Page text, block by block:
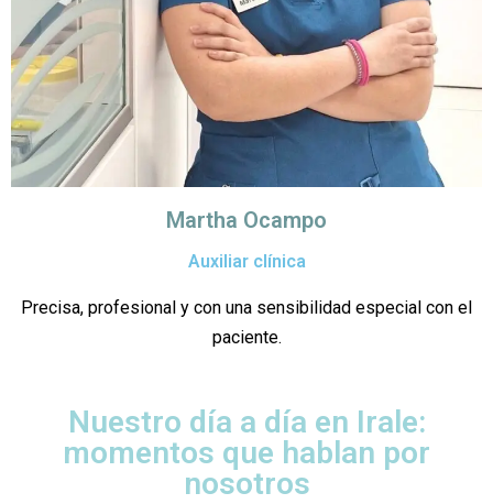
Martha Ocampo
Auxiliar clínica
Precisa, profesional y con una sensibilidad especial con el
paciente.
Nuestro día a día en Irale:
momentos que hablan por
nosotros